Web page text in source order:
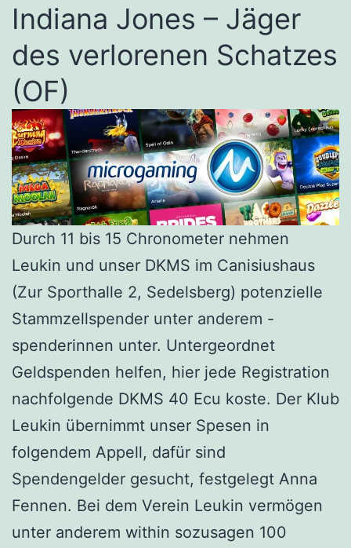
Indiana Jones – Jäger
des verlorenen Schatzes
(OF)
Durch 11 bis 15 Chronometer nehmen
Leukin und unser DKMS im Canisiushaus
(Zur Sporthalle 2, Sedelsberg) potenzielle
Stammzellspender unter anderem -
spenderinnen unter. Untergeordnet
Geldspenden helfen, hier jede Registration
nachfolgende DKMS 40 Ecu koste. Der Klub
Leukin übernimmt unser Spesen in
folgendem Appell, dafür sind
Spendengelder gesucht, festgelegt Anna
Fennen. Bei dem Verein Leukin vermögen
unter anderem within sozusagen 100